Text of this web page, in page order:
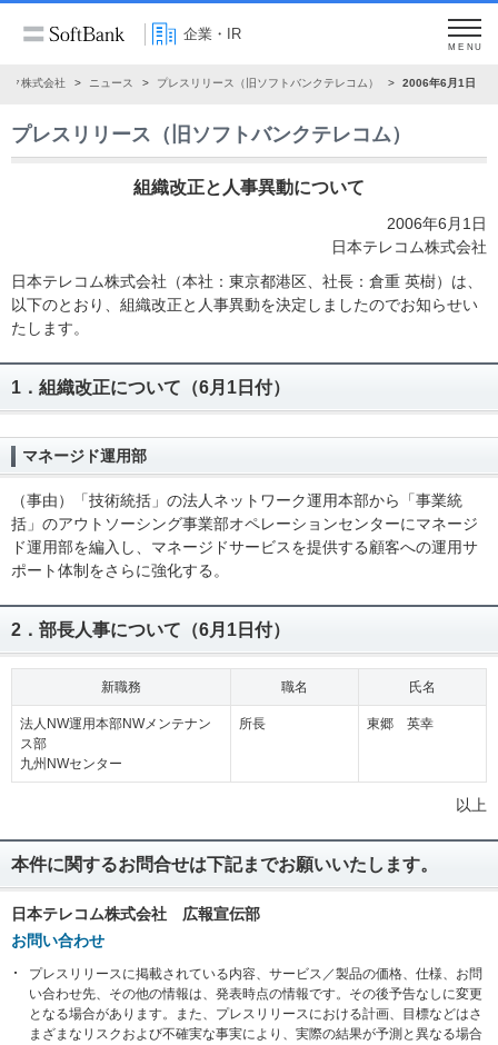
企業・IR
MENU
ク株式会社 ニュース プレスリリース（旧ソフトバンクテレコム） 2006年6月1日
プレスリリース（旧ソフトバンクテレコム）
組織改正と人事異動について
2006年6月1日
日本テレコム株式会社
日本テレコム株式会社（本社：東京都港区、社長：倉重 英樹）は、
以下のとおり、組織改正と人事異動を決定しましたのでお知らせい
たします。
1．組織改正について（6月1日付）
マネージド運用部
（事由）「技術統括」の法人ネットワーク運用本部から「事業統
括」のアウトソーシング事業部オペレーションセンターにマネージ
ド運用部を編入し、マネージドサービスを提供する顧客への運用サ
ポート体制をさらに強化する。
2．部長人事について（6月1日付）
新職務 職名 氏名
法人NW運用本部NWメンテナン
ス部
九州NWセンター
所長 東郷 英幸
以上
本件に関するお問合せは下記までお願いいたします。
日本テレコム株式会社 広報宣伝部
お問い合わせ
プレスリリースに掲載されている内容、サービス／製品の価格、仕様、お問
い合わせ先、その他の情報は、発表時点の情報です。その後予告なしに変更
となる場合があります。また、プレスリリースにおける計画、目標などはさ
まざまなリスクおよび不確実な事実により、実際の結果が予測と異なる場合